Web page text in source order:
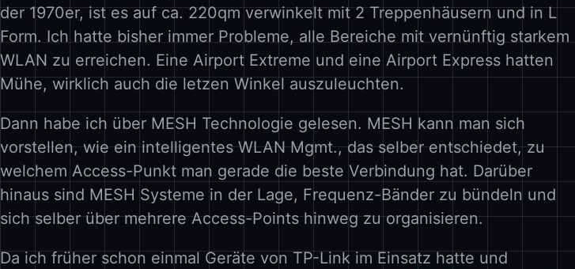
der 1970er, ist es auf ca. 220qm verwinkelt mit 2 Treppenhäusern und in L
Form. Ich hatte bisher immer Probleme, alle Bereiche mit vernünftig starkem
WLAN zu erreichen. Eine Airport Extreme und eine Airport Express hatten
Mühe, wirklich auch die letzen Winkel auszuleuchten.
Dann habe ich über MESH Technologie gelesen. MESH kann man sich
vorstellen, wie ein intelligentes WLAN Mgmt., das selber entschiedet, zu
welchem Access-Punkt man gerade die beste Verbindung hat. Darüber
hinaus sind MESH Systeme in der Lage, Frequenz-Bänder zu bündeln und
sich selber über mehrere Access-Points hinweg zu organisieren.
Da ich früher schon einmal Geräte von TP-Link im Einsatz hatte und